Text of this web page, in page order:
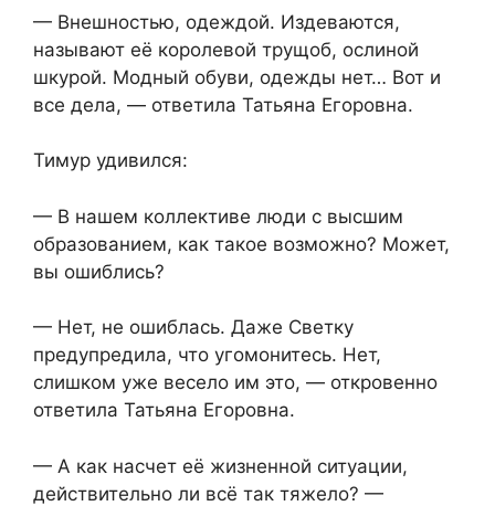
— Внешностью, одеждой. Издеваются,
называют её королевой трущоб, ослиной
шкурой. Модный обуви, одежды нет… Вот и
все дела, — ответила Татьяна Егоровна.
Тимур удивился:
— В нашем коллективе люди с высшим
образованием, как такое возможно? Может,
вы ошиблись?
— Нет, не ошиблась. Даже Светку
предупредила, что угомонитесь. Нет,
слишком уже весело им это, — откровенно
ответила Татьяна Егоровна.
— А как насчет её жизненной ситуации,
действительно ли всё так тяжело? —